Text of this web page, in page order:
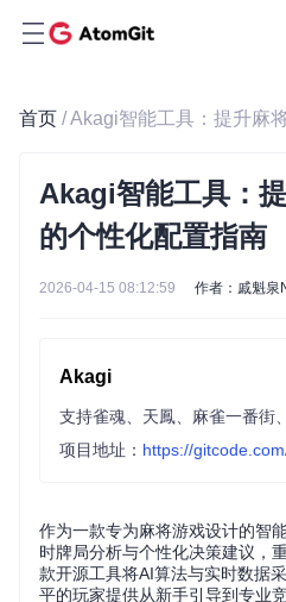
首页
Akagi智能工具：
的个性化配置指南
2026-04-15 08:12:59 作者：戚魁泉
Akagi
项目地址： https://
作为一款专为麻将游戏设计的智
时牌局分析与个性化决策建议，
款开源工具将AI算法与实时数据
平的玩家提供从新手引导到专业